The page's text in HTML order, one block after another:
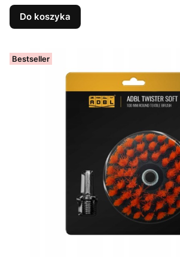
Do koszyka
Bestseller